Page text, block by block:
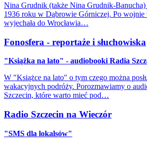
Nina Grudnik (także Nina Grudnik-Banucha)
1936 roku w Dąbrowie Górniczej. Po wojnie
wyjechała do Wrocławia…
Fonosfera - reportaże i słuchowiska
"Książka na lato" - audiobooki Radia
W "Książce na lato" o tym czego można
wakacyjnych podróży. Porozmawiamy o
Szczecin, które warto mieć pod…
Radio Szczecin na Wieczór
"SMS dla lokalsów"